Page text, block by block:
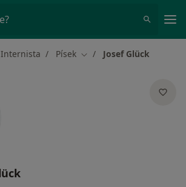
Internista Písek Změna města
Josef Glück